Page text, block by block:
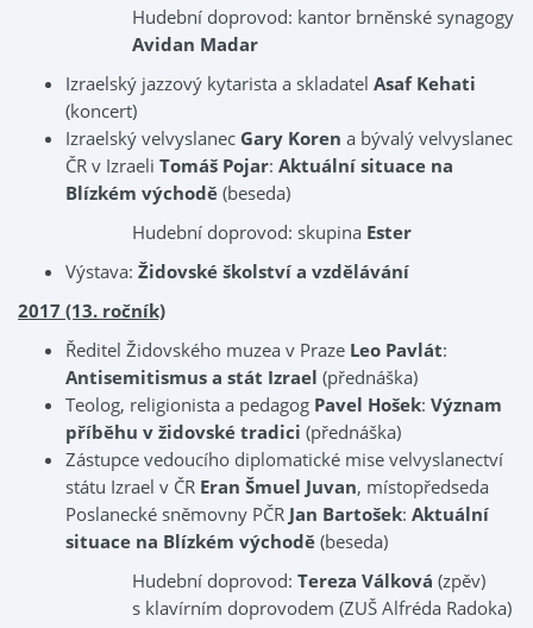
Hudební doprovod: kantor brněnské synagogy
Avidan Madar
Izraelský jazzový kytarista a skladatel Asaf Kehati
(koncert)
Izraelský velvyslanec Gary Koren a bývalý velvyslanec
ČR v Izraeli Tomáš Pojar: Aktuální situace na
Blízkém východě (beseda)
Hudební doprovod: skupina Ester
Výstava: Židovské školství a vzdělávání
2017 (13. ročník)
Ředitel Židovského muzea v Praze Leo Pavlát:
Antisemitismus a stát Izrael (přednáška)
Teolog, religionista a pedagog Pavel Hošek: Význam
příběhu v židovské tradici (přednáška)
Zástupce vedoucího diplomatické mise velvyslanectví
státu Izrael v ČR Eran Šmuel Juvan, místopředseda
Poslanecké sněmovny PČR Jan Bartošek: Aktuální
situace na Blízkém východě (beseda)
Hudební doprovod: Tereza Válková (zpěv)
s klavírním doprovodem (ZUŠ Alfréda Radoka)